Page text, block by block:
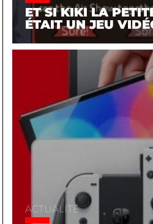
ET SI KIKI LA
ÉTAIT UN JEU
ACTUALITÉ